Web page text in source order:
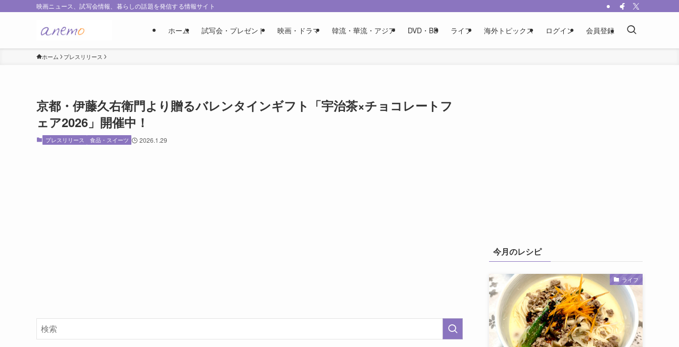
映画ニュース、試写会情報、暮らしの話題を発信する情報サイト
ホーム 試写会・プレゼント 映画・ドラマ 韓流・華流・アジア DVD・BD ライフ 海外トピックス ログイン 会員登録
ホーム プレスリリース
京都・伊藤久右衛門より贈るバレンタインギフト「宇治茶×チョコレートフ
ェア2026」開催中！
プレスリリース 食品・スイーツ 2026.1.29
今月のレシピ
ライフ